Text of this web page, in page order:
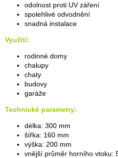
odolnost proti UV záření
spolehlivé odvodnění
snadná instalace
Využití:
rodinné domy
chalupy
chaty
budovy
garáže
Technické parametry:
délka: 300 mm
šířka: 160 mm
výška: 200 mm
vnější průměr horního vtoku: